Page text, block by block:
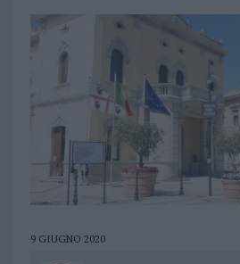
9 GIUGNO 2020